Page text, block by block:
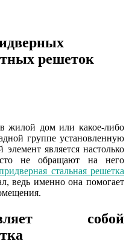
решеток
жилой дом или какое-либо
группе установленную
является настолько
не обращают на него
стальная решетка
ведь именно она помогает
собой